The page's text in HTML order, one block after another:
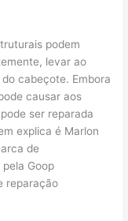
podem
levar ao
cabeçote. Embora
causar aos
ser reparada
explica é Marlon
de
Goop
reparação